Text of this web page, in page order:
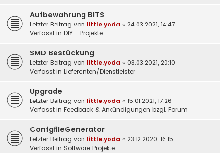
Aufbewahrung BITS
Letzter Beitrag von little.yoda « 24.03.2021, 14:47
Verfasst in DIY - Projekte
SMD Bestückung
Letzter Beitrag von little.yoda « 03.03.2021, 20:10
Verfasst in Lieferanten/Dienstleister
Upgrade
Letzter Beitrag von little.yoda « 15.01.2021, 17:26
Verfasst in Feedback & Ankündigungen bzgl. Forum
ConfgfileGenerator
Letzter Beitrag von little.yoda « 23.12.2020, 16:15
Verfasst in Software Projekte